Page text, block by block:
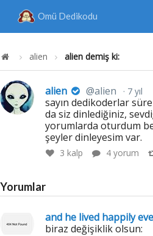
Omü Dedikodu
alien alien demiş ki:
alien @alien 7 yıl
sayın dedikoderlar
da siz dinlediğiniz,
yorumlarda oturdum
şeyler dinleyesim var.
3 kalp 4 yorum
Yorumlar
and he lived happily
biraz değişiklik olsun: